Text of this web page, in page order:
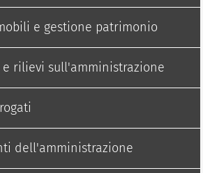
e gestione patrimonio
e rilievi sull'amministrazione
dell'amministrazione